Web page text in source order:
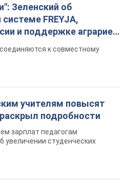
Зеленский об
FREYJA,
и поддержке аграриев.
к совместному
учителям повысят
подробности
зарплат педагогам
увеличении студенческих